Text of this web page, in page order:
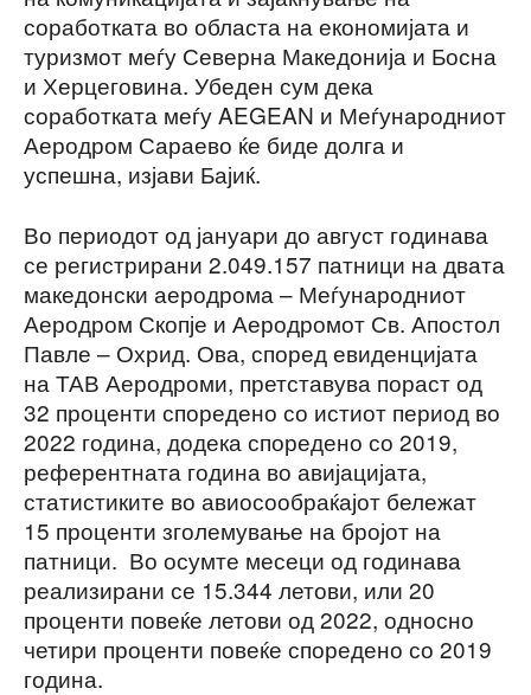
соработката во областа на економијата и
туризмот меѓу Северна Македонија и Босна
и Херцеговина. Убеден сум дека
соработката меѓу AEGEAN и Меѓународниот
Аеродром Сараево ќе биде долга и
успешна, изјави Бајиќ.
Во периодот од јануари до август годинава
се регистрирани 2.049.157 патници на двата
македонски аеродрома – Меѓународниот
Аеродром Скопје и Аеродромот Св. Апостол
Павле – Охрид. Ова, според евиденцијата
на ТАВ Аеродроми, претставува пораст од
32 проценти споредено со истиот период во
2022 година, додека споредено со 2019,
референтната година во авијацијата,
статистиките во авиосообраќајот бележат
15 проценти зголемување на бројот на
патници. Во осумте месеци од годинава
реализирани се 15.344 летови, или 20
проценти повеќе летови од 2022, односно
четири проценти повеќе споредено со 2019
година.